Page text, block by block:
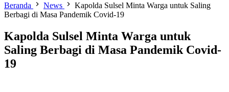
Beranda
News
Kapolda Sulsel Minta Warga untuk Saling
Berbagi di Masa Pandemik Covid-19
Kapolda Sulsel Minta Warga untuk
Saling Berbagi di Masa Pandemik Covid-
19